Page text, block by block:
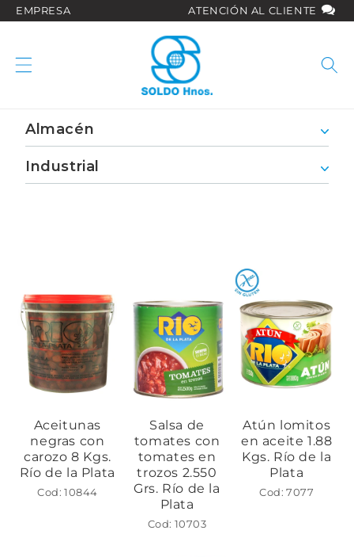
directamente
EMPRESA ATENCIÓN AL CLIENTE
Almacén
Industrial
Aceitunas
negras con
carozo 8 Kgs.
Río de la Plata
Cod: 10844
Salsa de
tomates con
tomates en
trozos 2.550
Grs. Río de la
Plata
Cod: 10703
Atún lomitos
en aceite 1.88
Kgs. Río de la
Plata
Cod: 7077